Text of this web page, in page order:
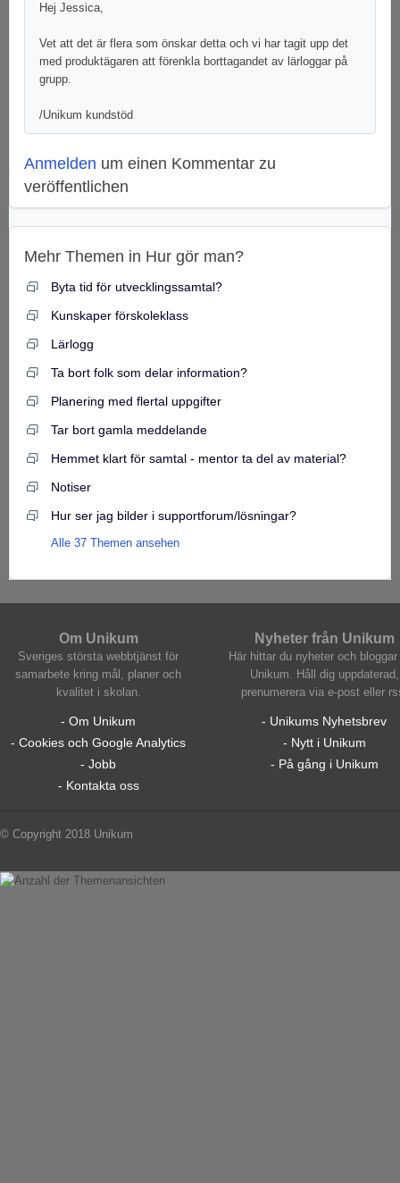
Hej Jessica,
Vet att det är flera som önskar detta och vi har tagit upp det
med produktägaren att förenkla borttagandet av lärloggar på
grupp.
/Unikum kundstöd
Anmelden um einen Kommentar zu
veröffentlichen
Mehr Themen in Hur gör man?
Byta tid för utvecklingssamtal?
Kunskaper förskoleklass
Lärlogg
Ta bort folk som delar information?
Planering med flertal uppgifter
Tar bort gamla meddelande
Hemmet klart för samtal - mentor ta del av material?
Notiser
Hur ser jag bilder i supportforum/lösningar?
Alle 37 Themen ansehen
Om Unikum
Sveriges största webbtjänst för
samarbete kring mål, planer och
kvalitet i skolan.
- Om Unikum
- Cookies och Google Analytics
- Jobb
- Kontakta oss
Nyheter från Unikum
Här hittar du nyheter och bloggar
Unikum. Håll dig uppdaterad,
prenumerera via e-post eller
- Unikums Nyhetsbrev
- Nytt i Unikum
- På gång i Unikum
© Copyright 2018 Unikum